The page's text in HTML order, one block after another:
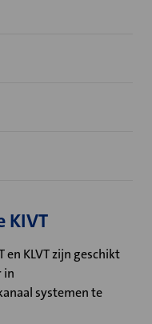
KIVT
en KLVT zijn geschikt
in
systemen te